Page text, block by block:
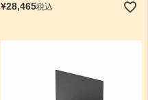
¥28,465税込